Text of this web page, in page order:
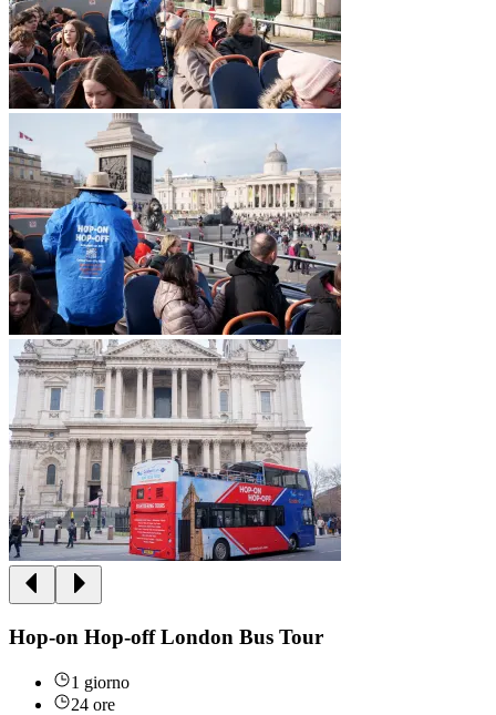
Hop-on Hop-off London Bus Tour
1 giorno
24 ore